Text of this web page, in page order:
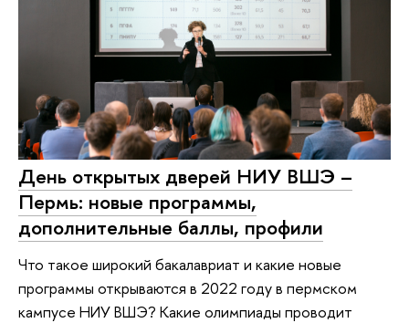
День открытых дверей НИУ ВШЭ –
Пермь: новые программы,
дополнительные баллы, профили
Что такое широкий бакалавриат и какие новые
программы открываются в 2022 году в пермском
кампусе НИУ ВШЭ? Какие олимпиады проводит